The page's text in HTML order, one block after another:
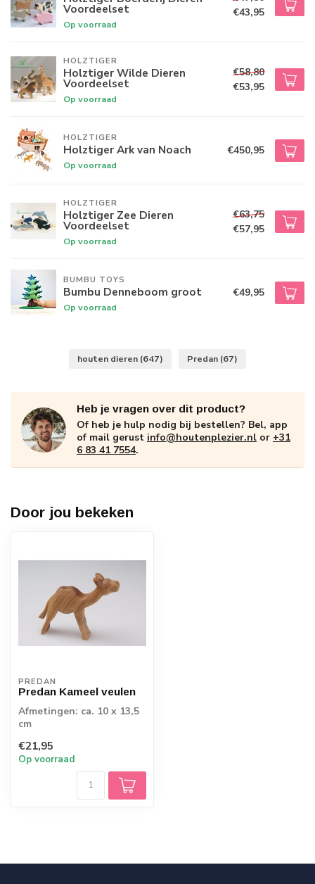
Voordeelset
Op voorraad
€43,95
HOLZTIGER
Holztiger Wilde Dieren
Voordeelset
Op voorraad
€58,80
€53,95
HOLZTIGER
Holztiger Ark van Noach
Op voorraad
€450,95
HOLZTIGER
Holztiger Zee Dieren
Voordeelset
Op voorraad
€63,75
€57,95
BUMBU TOYS
Bumbu Denneboom groot
Op voorraad
€49,95
houten dieren (647) Predan (67)
Heb je vragen over dit product?
Of heb je hulp nodig bij bestellen? Bel, app
of mail gerust info@houtenplezier.nl or +31
6 83 41 7554.
Door jou bekeken
PREDAN
Predan Kameel veulen
Afmetingen: ca. 10 x 13,5
cm
€21,95
Op voorraad